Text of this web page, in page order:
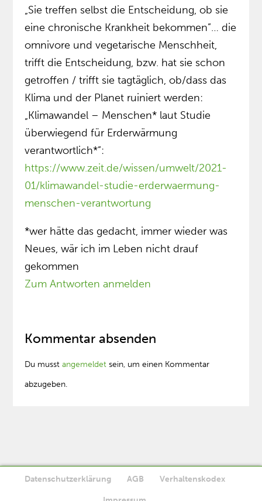
„Sie treffen selbst die Entscheidung, ob sie
eine chronische Krankheit bekommen”… die
omnivore und vegetarische Menschheit,
trifft die Entscheidung, bzw. hat sie schon
getroffen / trifft sie tagtäglich, ob/dass das
Klima und der Planet ruiniert werden:
„Klimawandel – Menschen* laut Studie
überwiegend für Erderwärmung
verantwortlich*”:
https://www.zeit.de/wissen/umwelt/2021-
01/klimawandel-studie-erderwaermung-
menschen-verantwortung
*wer hätte das gedacht, immer wieder was
Neues, wär ich im Leben nicht drauf
gekommen
Zum Antworten anmelden
Kommentar absenden
Du musstangemeldet sein, um einen Kommentar
abzugeben.
Datenschutzerklärung AGB Verhaltenskodex